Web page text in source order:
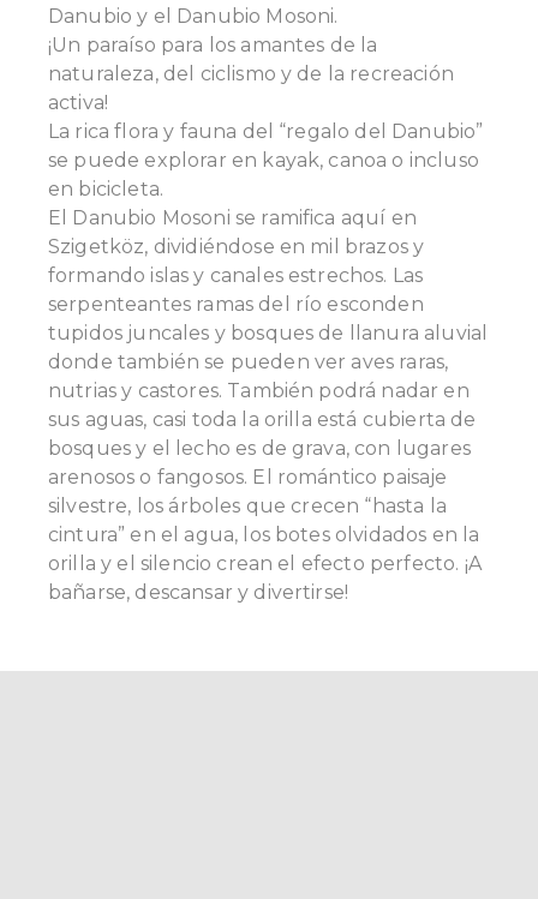
Danubio y el Danubio Mosoni.
¡Un paraíso para los amantes de la
naturaleza, del ciclismo y de la recreación
activa!
La rica flora y fauna del “regalo del Danubio”
se puede explorar en kayak, canoa o incluso
en bicicleta.
El Danubio Mosoni se ramifica aquí en
Szigetköz, dividiéndose en mil brazos y
formando islas y canales estrechos. Las
serpenteantes ramas del río esconden
tupidos juncales y bosques de llanura aluvial
donde también se pueden ver aves raras,
nutrias y castores. También podrá nadar en
sus aguas, casi toda la orilla está cubierta de
bosques y el lecho es de grava, con lugares
arenosos o fangosos. El romántico paisaje
silvestre, los árboles que crecen “hasta la
cintura” en el agua, los botes olvidados en la
orilla y el silencio crean el efecto perfecto. ¡A
bañarse, descansar y divertirse!